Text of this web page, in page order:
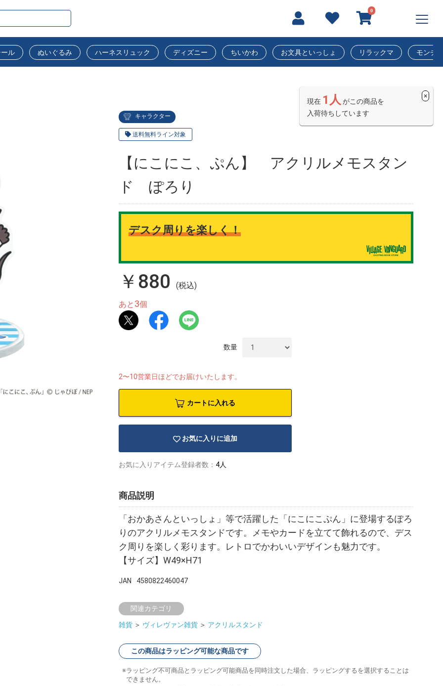
0
ル ぬいぐるみ ハーネスリュック ディズニー ちいかわ お文具といっしょ リラックマ モンチ
現在 1人 がこの商品を
入荷待ちしています
×
キャラクター
送料無料ライン対象
【にこにこ、ぷん】 アクリルメモスタン
ド ぽろり
デスク周りを楽しく！
￥880
(税込)
あと 3個
数量
2〜10営業日ほどでお届けいたします。
カートに入れる
お気に入りに追加
お気に入りアイテム登録者数： 4人
商品説明
「おかあさんといっしょ」等で活躍した「にこにこぷん」に登場するぽろ
りのアクリルメモスタンドです。メモやカードを立てて飾れるので、デス
ク周りを楽しく彩ります。レトロでかわいいデザインも魅力です。
【サイズ】W49×H71
JAN 4580822460047
関連カテゴリ
雑貨 ＞ ヴィレヴァン雑貨 ＞ アクリルスタンド
この商品はラッピング可能な商品です
ラッピング不可商品とラッピング可能商品を同時注文した場合、ラッピングするを選択することは
できません。